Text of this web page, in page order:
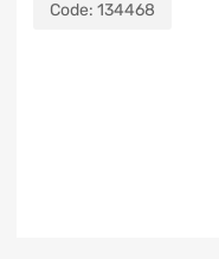
Code: 134468